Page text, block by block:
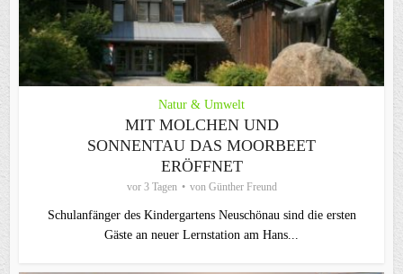
Natur & Umwelt
MIT MOLCHEN UND
SONNENTAU DAS MOORBEET
ERÖFFNET
vor 3 Tagen von Günther Freund
Schulanfänger des Kindergartens Neuschönau sind die ersten
Gäste an neuer Lernstation am Hans...